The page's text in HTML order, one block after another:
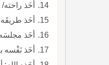
أخَذ
أخَذ
أخَذ
أخَذ نَفْسه